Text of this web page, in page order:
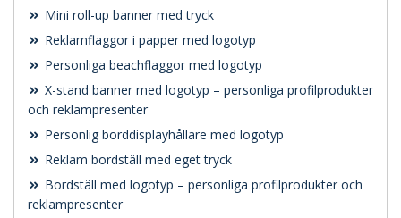
Mini roll-up banner med tryck
Reklamflaggor i papper med logotyp
Personliga beachflaggor med logotyp
X-stand banner med logotyp – personliga profilprodukter
och reklampresenter
Personlig borddisplayhållare med logotyp
Reklam bordställ med eget tryck
Bordställ med logotyp – personliga profilprodukter och
reklampresenter